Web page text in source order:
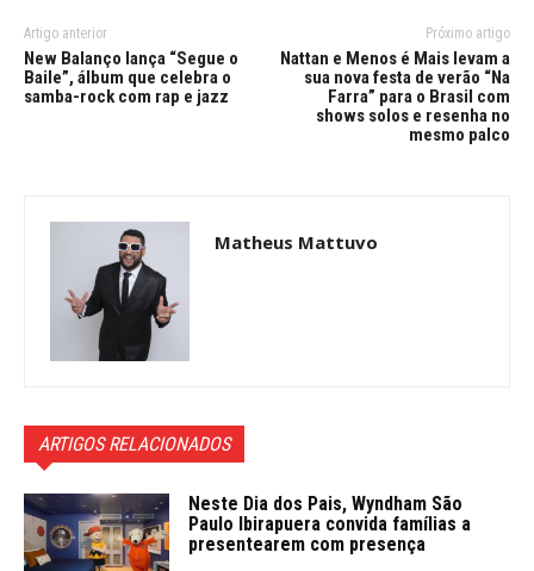
Artigo anterior
New Balanço lança “Segue o
Baile”, álbum que celebra o
samba-rock com rap e jazz
Próximo artigo
Nattan e Menos é Mais levam a
sua nova festa de verão “Na
Farra” para o Brasil com
shows solos e resenha no
mesmo palco
Matheus Mattuvo
ARTIGOS RELACIONADOS
Neste Dia dos Pais, Wyndham São
Paulo Ibirapuera convida famílias a
presentearem com presença